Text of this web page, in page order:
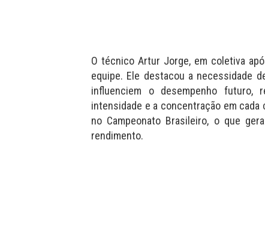
O técnico Artur Jorge, em coletiva
equipe. Ele destacou a necessidade
influenciem o desempenho futuro,
intensidade e a concentração em
no Campeonato Brasileiro, o que
rendimento.